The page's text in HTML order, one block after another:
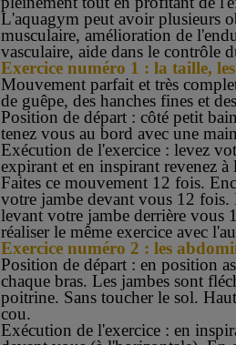
L'aquagym peut avoir plusieurs
musculaire, amélioration de
vasculaire, aide dans le contrôle
Exercice numéro 1 : la taille,
Mouvement parfait et très
de guêpe, des hanches fines et
Position de départ : côté petit
tenez vous au bord avec une
Exécution de l'exercice : levez
expirant et en inspirant revenez
Faites ce mouvement 12 fois.
votre jambe devant vous 12 fois.
levant votre jambe derrière vous
réaliser le même exercice avec
Exercice numéro 2 : les
Position de départ : en position
chaque bras. Les jambes sont
poitrine. Sans toucher le sol.
cou.
Exécution de l'exercice : en